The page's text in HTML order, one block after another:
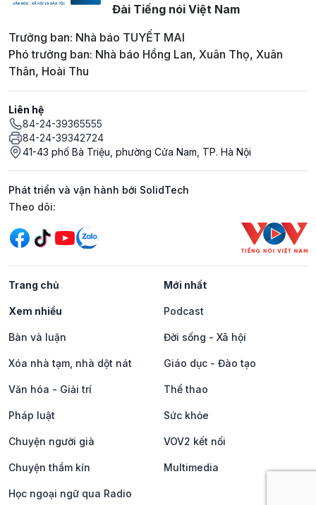
Đài Tiếng nói Việt Nam
Trưởng ban: Nhà báo TUYẾT MAI
Phó trưởng ban: Nhà báo Hồng Lan, Xuân Thọ, Xuân
Thân, Hoài Thu
Liên hệ
84-24-39365555
84-24-39342724
41-43 phố Bà Triệu, phường Cửa Nam, TP. Hà Nội
Phát triển và vận hành bởi SolidTech
Mạng xã hội
Theo dõi:
Trang chủ Mới nhất
Xem nhiều Podcast
Bàn và luận Đời sống - Xã hội
Xóa nhà tạm, nhà dột nát Giáo dục - Đào tạo
Văn hóa - Giải trí Thể thao
Pháp luật Sức khỏe
Chuyện người già VOV2 kết nối
Chuyện thầm kín Multimedia
Học ngoại ngữ qua Radio